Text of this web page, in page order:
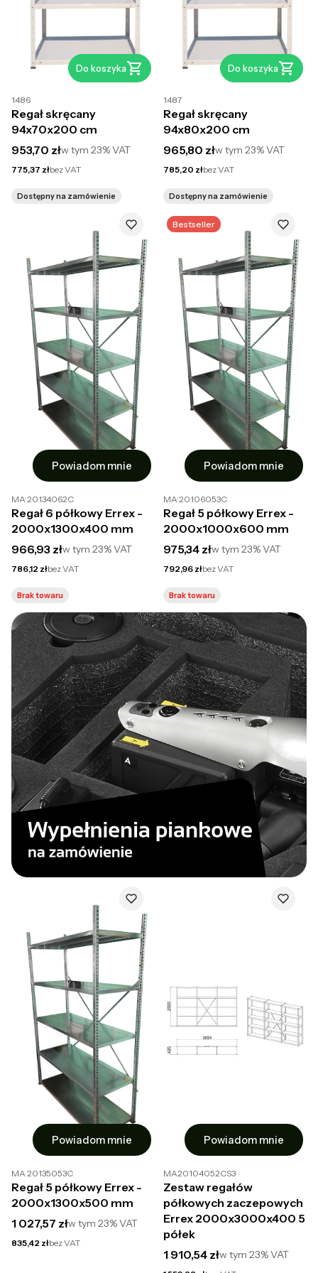
Do koszyka
1486
Regał skręcany
94x70x200 cm
Cena brutto
953,70 złw tym 23%VAT
Cena netto
775,37 złbez VAT
Dostępny na zamówienie
Do koszyka
1487
Regał skręcany
94x80x200 cm
Cena brutto
965,80 złw tym23%VAT
Cena netto
785,20 złbez VAT
Dostępny na zamówienie
Powiadom mnie
MA 20134062C
Regał 6 półkowy Errex -
2000x1300x400 mm
Cena brutto
966,93 złw tym 23%VAT
Cena netto
786,12 złbez VAT
Brak towaru
Bestseller
Powiadom mnie
MA 20106053C
Regał 5 półkowy Errex -
2000x1000x600 mm
Cena brutto
975,34 złw tym23%VAT
Cena netto
792,96 złbez VAT
Brak towaru
Powiadom mnie
MA 20135053C
Regał 5 półkowy Errex -
2000x1300x500 mm
Cena brutto
1 027,57 złw tym 23%VAT
Cena netto
835,42 złbez VAT
Powiadom mnie
MA20104052CS3
Zestaw regałów
półkowych zaczepowych
Errex 2000x3000x400 5
półek
Cena brutto
1 910,54 złw tym23%VAT